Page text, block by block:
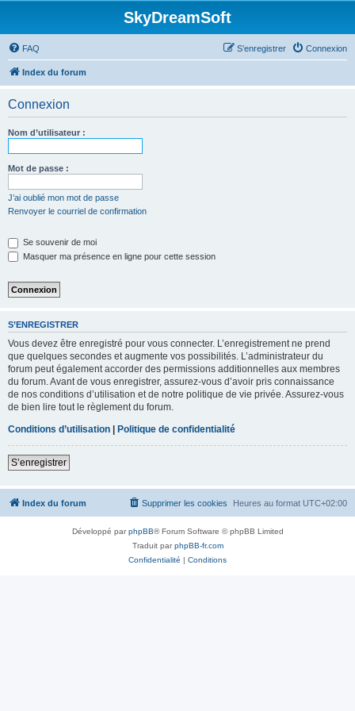
SkyDreamSoft
FAQ Connexion
S’enregistrer
Index du forum
Connexion
Nom d’utilisateur :
Mot de passe :
J’ai oublié mon mot de passe
Renvoyer le courriel de confirmation
Se souvenir de moi
Masquer ma présence en ligne pour cette session
S’ENREGISTRER
Vous devez être enregistré pour vous connecter. L’enregistrement ne prend
que quelques secondes et augmente vos possibilités. L’administrateur du
forum peut également accorder des permissions additionnelles aux membres
du forum. Avant de vous enregistrer, assurez-vous d’avoir pris connaissance
de nos conditions d’utilisation et de notre politique de vie privée. Assurez-vous
de bien lire tout le règlement du forum.
Conditions d’utilisation | Politique de confidentialité
S’enregistrer
Index du forum Heures au format UTC+02:00
Supprimer les cookies
Développé parphpBB® Forum Software © phpBB Limited
Traduit parphpBB-fr.com
Confidentialité | Conditions